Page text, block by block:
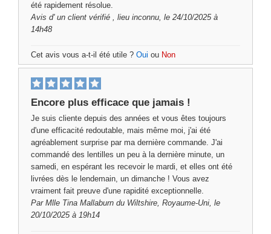
été rapidement résolue.
Avis d' un client vérifié , lieu inconnu, le 24/10/2025 à
14h48
Cet avis vous a-t-il été utile ? Oui ou Non
Encore plus efficace que jamais !
Je suis cliente depuis des années et vous êtes toujours
d'une efficacité redoutable, mais même moi, j'ai été
agréablement surprise par ma dernière commande. J'ai
commandé des lentilles un peu à la dernière minute, un
samedi, en espérant les recevoir le mardi, et elles ont été
livrées dès le lendemain, un dimanche ! Vous avez
vraiment fait preuve d'une rapidité exceptionnelle.
Par Mlle Tina Mallaburn du Wiltshire, Royaume-Uni, le
20/10/2025 à 19h14